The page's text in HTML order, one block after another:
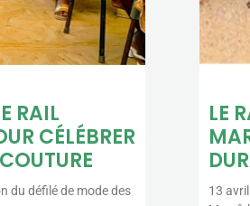
RAIL
CÉLÉBRER
du défilé de mode des
LE
13